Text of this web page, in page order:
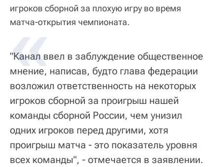
игроков сборной за плохую игру во время
матча-открытия чемпионата.
"Канал ввел в заблуждение общественное
мнение, написав, будто глава федерации
возложил ответственность на некоторых
игроков сборной за проигрыш нашей
команды сборной России, чем унизил
одних игроков перед другими, хотя
проигрыш матча - это показатель уровня
всех команды", - отмечается в заявлении.